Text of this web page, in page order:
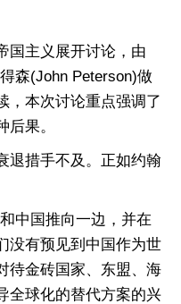
主义展开讨论，由
森(John Peterson)做
，本次讨论重点强调了
果。
措手不及。正如约翰
中国推向一边，并在
没有预见到中国作为世
待金砖国家、东盟、海
全球化的替代方案的兴